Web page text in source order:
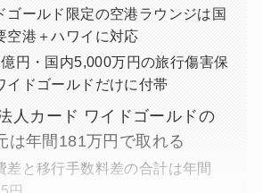
ゴールド限定の空港ラウンジは国
空港＋ハワイに対応
円・国内5,000万円の旅行傷害保
イドゴールドだけに付帯
人カード ワイドゴールドの
は年間181万円で取れる
差と移行手数料差の合計は年間